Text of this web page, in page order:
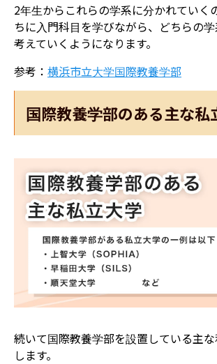
2年生からこれらの学系に分かれていく
ちに入門科目を学びながら、どちらの
考えていくようになります。
参考： 横浜市立大学国際教養学部
国際教養学部のある主な私
続いて国際教養学部を設置している主
します。